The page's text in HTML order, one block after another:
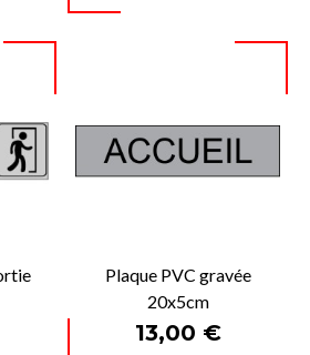
Plaque PVC gravée
20x5cm
Prix
13,00 €